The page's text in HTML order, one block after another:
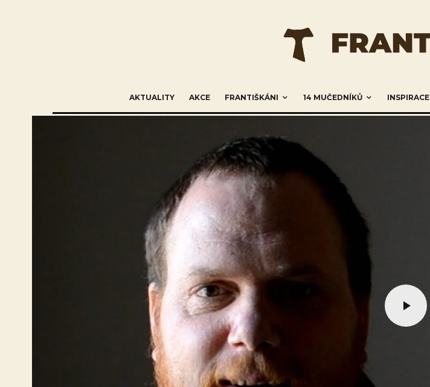
AKTUALITY AKCE FRANTIŠKÁNI 14 MUČEDNÍKŮ INSPIRACE